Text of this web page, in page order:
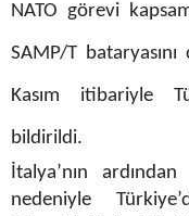
NATO görevi
SAMP/T bataryasını
Kasım itibariyle
bildirildi.
İtalya’nın ardından
nedeniyle